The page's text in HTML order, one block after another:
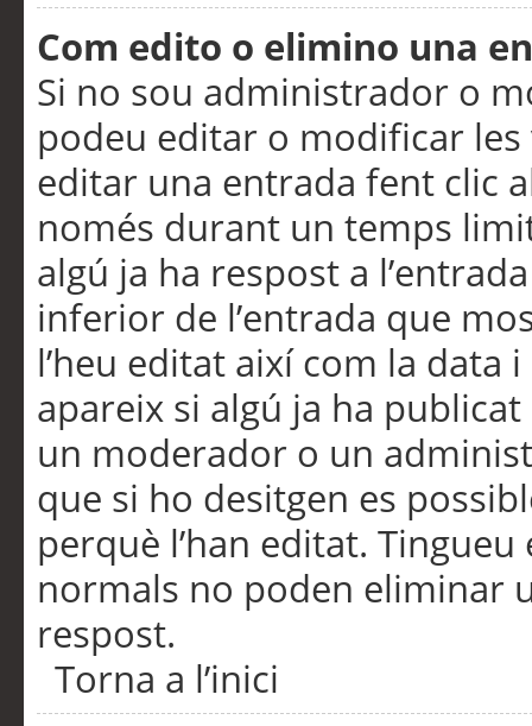
Com edito o elimino una
Si no sou administrador o
podeu editar o modificar
editar una entrada fent clic
només durant un temps
algú ja ha respost a
inferior de l’entrada que
l’heu editat així com la data
apareix si algú ja ha
un moderador o un
que si ho desitgen es
perquè l’han editat.
normals no poden eliminar
respost.
Torna a l’inici